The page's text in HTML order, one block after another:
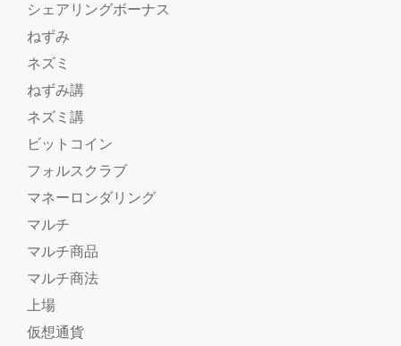
シェアリングボーナス
ねずみ
ネズミ
ねずみ講
ネズミ講
ビットコイン
フォルスクラブ
マネーロンダリング
マルチ
マルチ商品
マルチ商法
上場
仮想通貨